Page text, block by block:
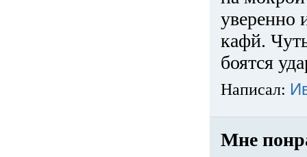
уверенно
кафй.
боятся
Написал:
Мне